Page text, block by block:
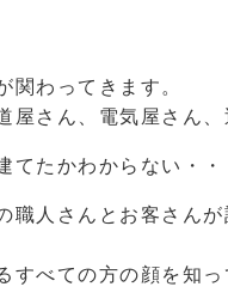
関わってきます。
屋さん、電気屋さん
てたかわからない・
職人さんとお客さん
すべての方の顔を知